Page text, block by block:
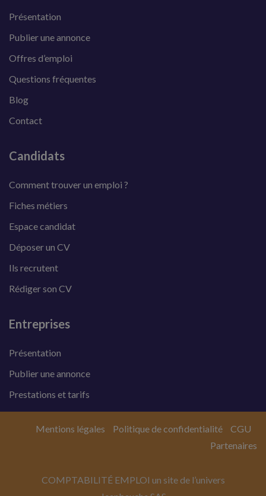
Présentation
Publier une annonce
Offres d’emploi
Questions fréquentes
Blog
Contact
Candidats
Comment trouver un emploi ?
Fiches métiers
Espace candidat
Déposer un CV
Ils recrutent
Rédiger son CV
Entreprises
Présentation
Publier une annonce
Prestations et tarifs
COMPTABILITÉ EMPLOI un site de l’univers
Mentions légales Politique de confidentialité
CGU
Partenaires